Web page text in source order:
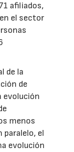
afiliados,
el sector
de la
de
evolución
menos
paralelo, el
evolución